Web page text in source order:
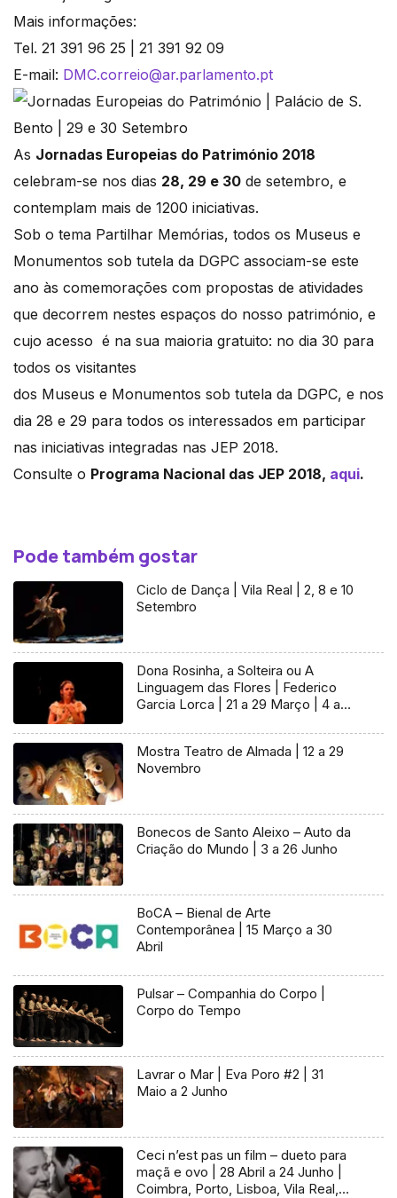
Mais informações:
Tel. 21 391 96 25 | 21 391 92 09
E-mail: DMC.correio@ar.parlamento.pt
As Jornadas Europeias do Património 2018
celebram-se nos dias 28, 29 e 30 de setembro, e
contemplam mais de 1200 iniciativas.
Sob o tema Partilhar Memórias, todos os Museus e
Monumentos sob tutela da DGPC associam-se este
ano às comemorações com propostas de atividades
que decorrem nestes espaços do nosso património, e
cujo acesso é na sua maioria gratuito: no dia 30 para
todos os visitantes
dos Museus e Monumentos sob tutela da DGPC, e nos
dia 28 e 29 para todos os interessados em participar
nas iniciativas integradas nas JEP 2018.
Consulte o Programa Nacional das JEP 2018, aqui.
Pode também gostar
Ciclo de Dança | Vila Real | 2, 8 e 10
Setembro
Dona Rosinha, a Solteira ou A
Linguagem das Flores | Federico
Garcia Lorca | 21 a 29 Março | 4 a
Mostra Teatro de Almada | 12 a 29
Novembro
Bonecos de Santo Aleixo – Auto da
Criação do Mundo | 3 a 26 Junho
BoCA – Bienal de Arte
Contemporânea | 15 Março a 30
Abril
Pulsar – Companhia do Corpo |
Corpo do Tempo
Lavrar o Mar | Eva Poro #2 | 31
Maio a 2 Junho
Ceci n’est pas un film – dueto para
maçã e ovo | 28 Abril a 24 Junho |
Coimbra, Porto, Lisboa, Vila Real,